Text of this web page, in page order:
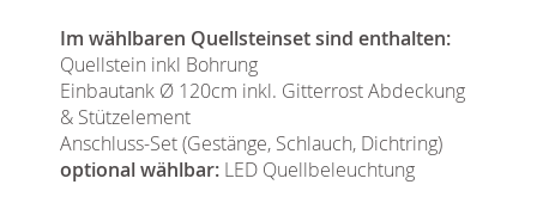
Im wählbaren Quellsteinset sind enthalten:
Quellstein inkl Bohrung
Einbautank Ø 120cm inkl. Gitterrost Abdeckung
& Stützelement
Anschluss-Set (Gestänge, Schlauch, Dichtring)
optional wählbar: LED Quellbeleuchtung